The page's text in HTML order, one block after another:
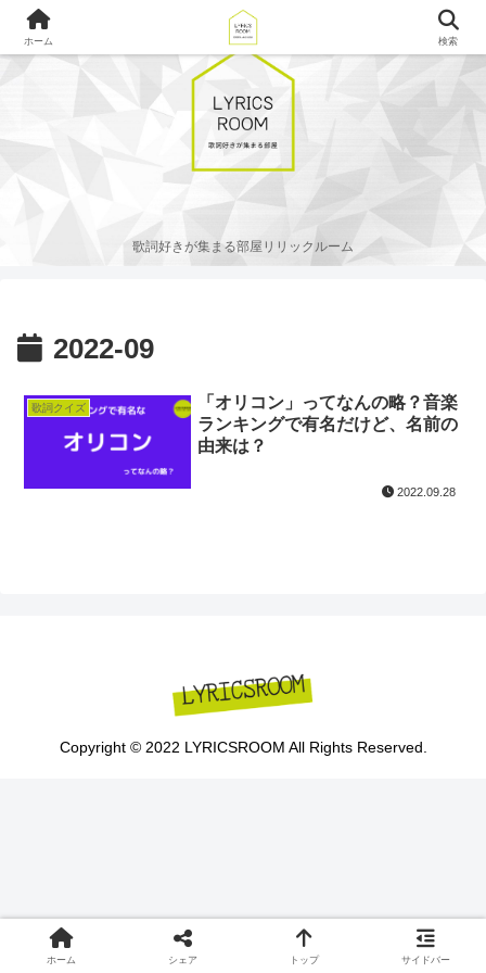
歌詞好きが集まる部屋リリックルーム
2022-09
歌詞クイズ
「オリコン」ってなんの略？音楽
ランキングで有名だけど、名前の
由来は？
2022.09.28
Copyright © 2022 LYRICSROOM All Rights Reserved.
ホーム 検索
ホーム シェア トップ サイドバー